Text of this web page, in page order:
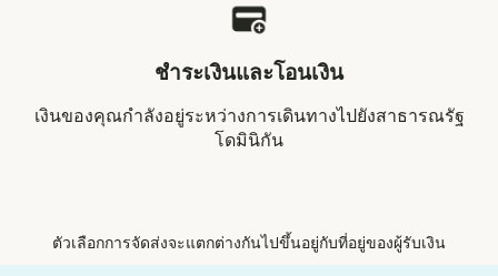
ชำระเงินและโอนเงิน
เงินของคุณกำลังอยู่ระหว่างการเดินทางไปยังสาธารณรัฐ
โดมินิกัน
ตัวเลือกการจัดส่งจะแตกต่างกันไปขึ้นอยู่กับที่อยู่ของผู้รับเงิน